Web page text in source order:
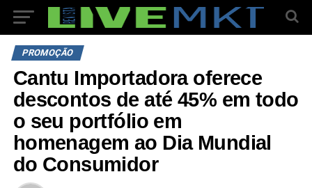
PROMOÇÃO
Cantu Importadora oferece
descontos de até 45% em todo
o seu portfólio em
homenagem ao Dia Mundial
do Consumidor